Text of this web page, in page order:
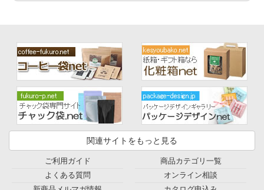
関連サイトをもっと見る
ご利用ガイド
よくある質問
商品カテゴリ一覧
オンライン相談